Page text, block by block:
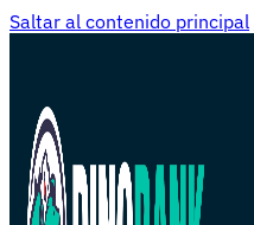
Saltar al contenido principal